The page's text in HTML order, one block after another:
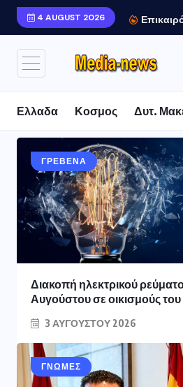
4 AUGUST 2026
Ελλαδα Κοσμος Δυτ.
ΓΡΕΒΕΝΑ
Διακοπή ηλεκτρικού
Αυγούστου σε οικισμούς του
3 ΑΥΓΟΎΣΤΟΥ 2026
ΓΝΩΜΕΣ